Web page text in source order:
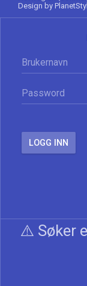
Design by
⚠️ Søker